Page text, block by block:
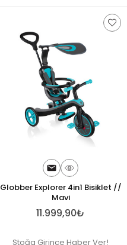
Globber Explorer 4in1 Bisiklet //
Mavi
11.999,90₺
Stoğa Girince Haber Ver!